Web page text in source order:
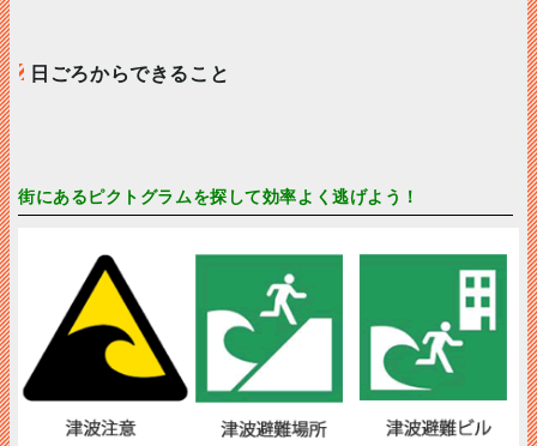
日ごろからできること
街にあるピクトグラムを探して効率よく逃げよう！